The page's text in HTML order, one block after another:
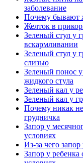
заболевание
Почему бывают
Желток в
Зеленый стул у
вскармливании
Зеленый стул у
слизью
Зеленый понос
жидкого стула
Зеленый кал у
Зеленый кал у
Почему никак
грудничка
Запор у
условиях
Из-за чего
Запор у